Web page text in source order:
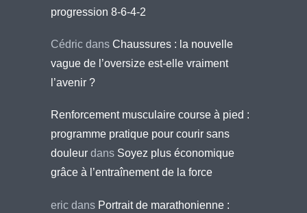
progression 8-6-4-2
Cédric dans Chaussures : la nouvelle
vague de l’oversize est-elle vraiment
l’avenir ?
Renforcement musculaire course à pied :
programme pratique pour courir sans
douleur dans Soyez plus économique
grâce à l’entraînement de la force
eric dans Portrait de marathonienne :